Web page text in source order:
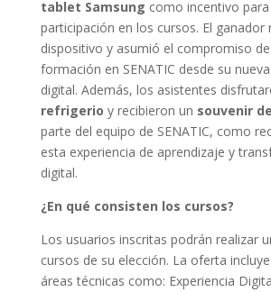
tablet Samsung como incentivo
participación en los cursos. El ganador
dispositivo y asumió el compromiso
formación en SENATIC desde su
digital. Además, los asistentes
refrigerio y recibieron un souvenir
parte del equipo de SENATIC, como
esta experiencia de aprendizaje y
digital.
¿En qué consisten los cursos?
Los usuarios inscritas podrán realizar
cursos de su elección. La oferta
áreas técnicas como: Experiencia